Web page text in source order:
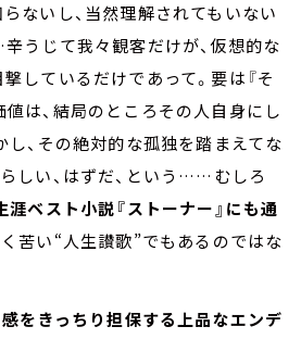
ないし、当然理解されてもいない
うじて我々観客だけが、仮想的な
しているだけであって。要は『そ
は、結局のところその人自身にし
し、その絶対的な孤独を踏まえてな
しい、はずだ、という……むしろ
涯ベスト小説『ストーナー』にも通
苦い“人生讃歌”でもあるのではな
感をきっちり担保する上品なエンデ